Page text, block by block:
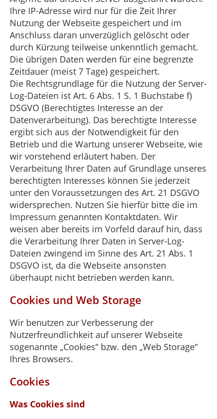
Ihre IP-Adresse wird nur für die Zeit Ihrer
Nutzung der Webseite gespeichert und im
Anschluss daran unverzüglich gelöscht oder
durch Kürzung teilweise unkenntlich gemacht.
Die übrigen Daten werden für eine begrenzte
Zeitdauer (meist 7 Tage) gespeichert.
Die Rechtsgrundlage für die Nutzung der Server-
Log-Dateien ist Art. 6 Abs. 1 S. 1 Buchstabe f)
DSGVO (Berechtigtes Interesse an der
Datenverarbeitung). Das berechtigte Interesse
ergibt sich aus der Notwendigkeit für den
Betrieb und die Wartung unserer Webseite, wie
wir vorstehend erläutert haben. Der
Verarbeitung Ihrer Daten auf Grundlage unseres
berechtigten Interesses können Sie jederzeit
unter den Voraussetzungen des Art. 21 DSGVO
widersprechen. Nutzen Sie hierfür bitte die im
Impressum genannten Kontaktdaten. Wir
weisen aber bereits im Vorfeld darauf hin, dass
die Verarbeitung Ihrer Daten in Server-Log-
Dateien zwingend im Sinne des Art. 21 Abs. 1
DSGVO ist, da die Webseite ansonsten
überhaupt nicht betrieben werden kann.
Cookies und Web Storage
Wir benutzen zur Verbesserung der
Nutzerfreundlichkeit auf unserer Webseite
sogenannte „Cookies“ bzw. den „Web Storage“
Ihres Browsers.
Cookies
Was Cookies sind